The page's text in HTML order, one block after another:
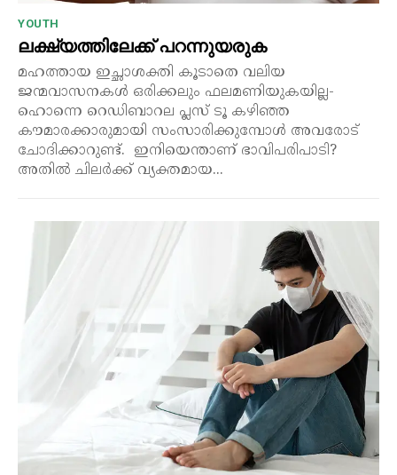
YOUTH
ലക്ഷ്യത്തിലേക്ക് പറന്നുയരുക
മഹത്തായ ഇച്ഛാശക്തി കൂടാതെ വലിയ
ജന്മവാസനകൾ ഒരിക്കലും ഫലമണിയുകയില്ല-
ഹൊന്നെ റെഡിബാറല പ്ലസ് ടൂ കഴിഞ്ഞ
കൗമാരക്കാരുമായി സംസാരിക്കുമ്പോൾ അവരോട്
ചോദിക്കാറുണ്ട്. ഇനിയെന്താണ് ഭാവിപരിപാടി?
അതിൽ ചിലർക്ക് വ്യക്തമായ...